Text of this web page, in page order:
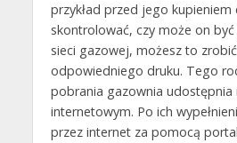
przykład przed jego kupieniem
skontrolować, czy może on być
sieci gazowej, możesz to
odpowiedniego druku. Tego
pobrania gazownia
internetowym. Po ich
przez internet za pomocą